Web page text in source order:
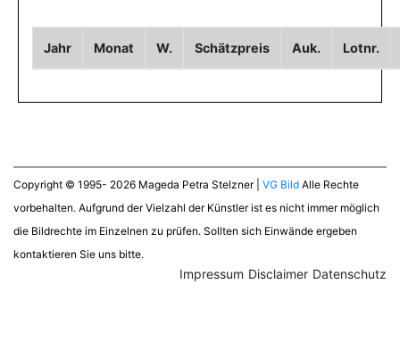
Jahr Monat W. Schätzpreis Auk. Lotnr.
Copyright © 1995- 2026 Mageda Petra Stelzner | VG Bild Alle Rechte
vorbehalten. Aufgrund der Vielzahl der Künstler ist es nicht immer möglich
die Bildrechte im Einzelnen zu prüfen. Sollten sich Einwände ergeben
kontaktieren Sie uns bitte.
Datenschutz
Disclaimer
Impressum